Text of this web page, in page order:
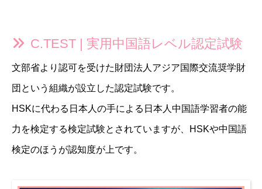
C.TEST | 実用中国語レベル認定試験
文部省より認可を受けた財団法人アジア国際交流奨学財
団という組織が設立した認定試験です。
HSKに代わる日本人の手による日本人中国語学習者の能
力を検定する検定試験とされていますが、HSKや中国語
検定のほうが認知度が上です。